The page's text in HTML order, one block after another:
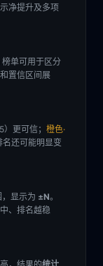
净提升及多项
单可用于区分
置信区间展
）更可信； 橙色·
名还可能明显变
显示为 ±N。
、排名越稳